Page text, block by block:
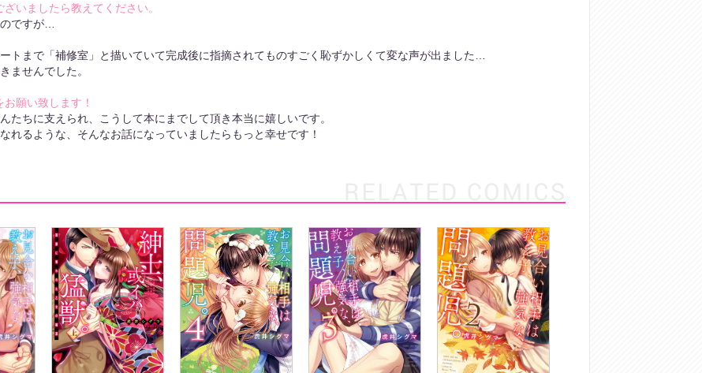
いましたら教えてください。
ですが…
トまで「補修室」と描いていて完成後に指摘されてものすごく恥ずかしくて変な声が出ました…
ませんでした。
願い致します！
たちに支えられ、こうして本にまでして頂き本当に嬉しいです。
れるような、そんなお話になっていましたらもっと幸せです！